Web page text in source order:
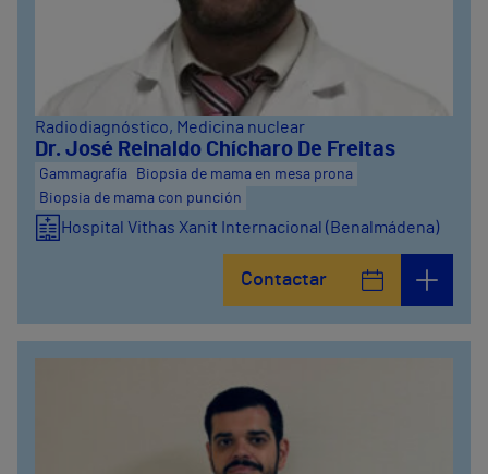
Radiodiagnóstico, Medicina nuclear
Dr. José Reinaldo Chícharo De Freitas
Gammagrafía
Biopsia de mama en mesa prona
Biopsia de mama con punción
Hospital Vithas Xanit Internacional (Benalmádena)
Contactar